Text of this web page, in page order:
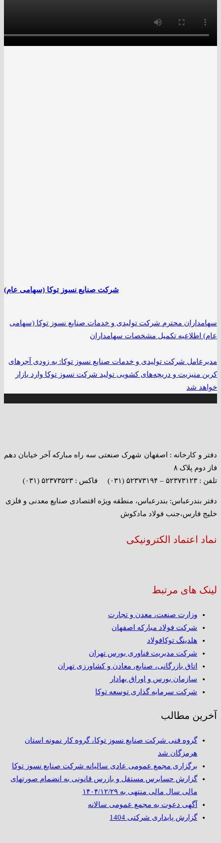
شرکت صنایع نسوز توکا (سهامی عام)
سهامداران محترم شرکت تولیدی و خدمات صنایع نسوز توکا (سهامی
عام) اطلاعیه تکمیل مشخصات سهامداران
مدیرعامل شرکت تولیدی و خدمات صنایع نسوز توکا: به زودی آجرهای
کربن منیزیت و دریچه‌های کشویی تولید شرکت نسوز توکا وارد بازار
خواهد شد
دفتر و کارخانه : اصفهان شهرک صنعتی سه راه مبارکه آخر خیابان دهم
فاز دوم پلاک ۸
تلفن : ۵۲۳۷۳۱۲۳ – ۵۲۳۷۳۱۹۴ (۰۳۱) فاکس : ۵۲۳۷۳۵۲۳ (۰۳۱)
دفتر بندرعباس: بندرعباس، منطقه ویژه اقتصادی صنایع معدنی و فلزی
خلیج فارس،جنب فولاد مادکوش
نماد اعتماد الکترونیکی
لینک های مرتبط
وزارت صنعت، معدن و تجارت
شرکت فولاد مبارکه اصفهان
هلدینگ توکافولاد
شرکت مدیریت فناوری بورس تهران
اتاق بازرگانی، صنایع، معادن و کشاورزی تهران
سازمان بورس و اوراق بهادار
شرکت سرمایه گذاری توسعه توکا
آخرین مطالب
گروه فنی شرکت صنایع نسوز توکا، گروه کار نمونه استان
هرمزگان شد
برگزاری مجمع عمومی عادی سالیانه شرکت صنایع نسوز توکا
گزارش حسابرس مستقل و بازرس قانونی به انضمام صورتهای
مالی سال مالی منتهی به ۱۴۰۴/۱۲/۲۹
آگهی دعوت به مجمع عمومی سالانه
گزارش پایداری شرکتی 1404